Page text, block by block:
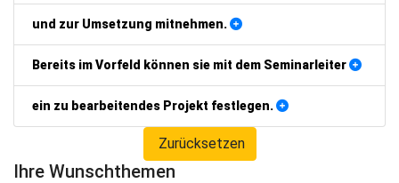
und zur Umsetzung mitnehmen.
Bereits im Vorfeld können sie mit dem Seminarleiter
ein zu bearbeitendes Projekt festlegen.
Zurücksetzen
Ihre Wunschthemen